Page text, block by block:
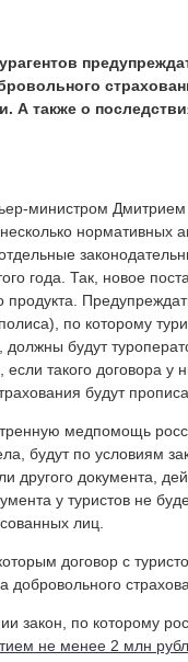
также о
министром
нормативных
года. Так, новое
продукта.
по которому
будут
такого договора у
будут
медпомощь
будут по условиям
другого документа,
у туристов не
лиц.
договор с
добровольного
закон, по которому
не менее 2 млн